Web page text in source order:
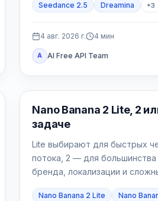
провайдера.
Seedance 2.5 Dreamina +3
4 авг. 2026 г. 4 мин
A AI Free API Team
Модели генерации изображений
Nano Banana 2 Lite, 2
задаче
Lite выбирают для быстрых
потока, 2 — для
бренда, локализации и
Nano Banana 2 Lite Nano